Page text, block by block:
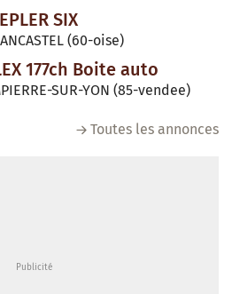
SIX
(60-oise)
177ch Boite auto
SUR-YON (85-vendee)
Toutes les annonces